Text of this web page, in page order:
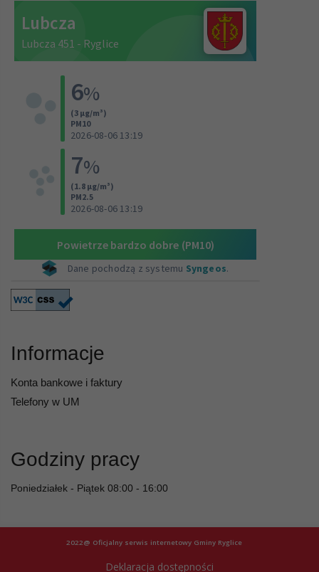
Informacje
Konta bankowe i faktury
Telefony w UM
Godziny pracy
Poniedziałek - Piątek 08:00 - 16:00
2022@ Oficjalny serwis internetowy Gminy Ryglice
Deklaracja dostępności